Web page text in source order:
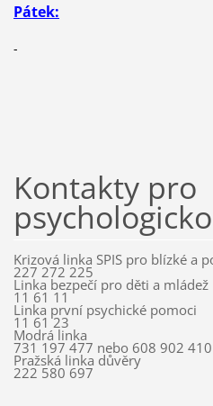
Pátek:
-
Kontakty pro
Krizová linka SPIS pro blízké a
227 272 225
Linka bezpečí pro děti a mládež
11 61 11
Linka první psychické pomoci
11 61 23
Modrá linka
731 197 477 nebo 608 902 410
Pražská linka důvěry
222 580 697